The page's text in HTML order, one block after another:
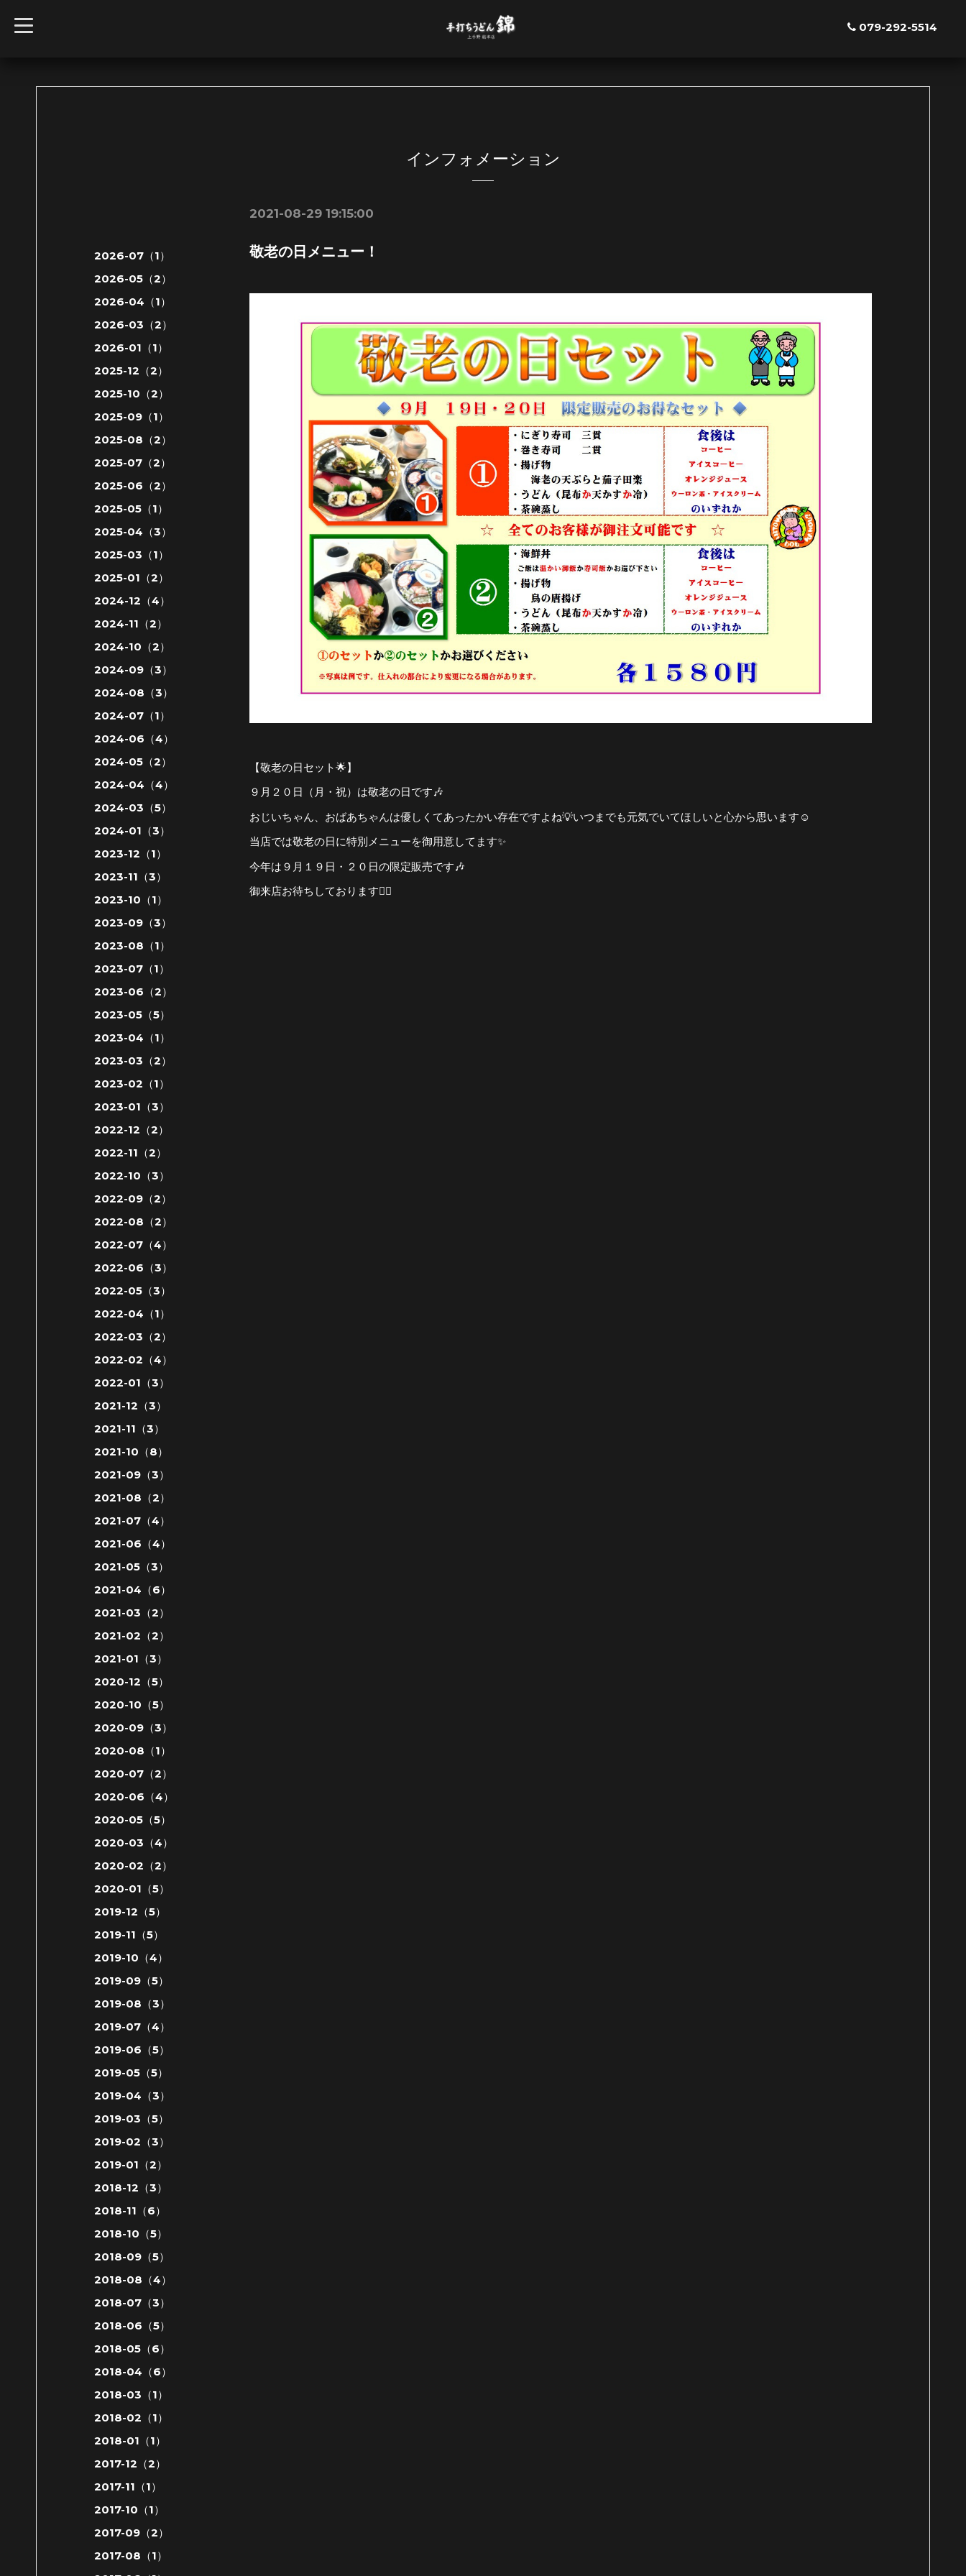
t
o
079-292-5514
インフォメーション
2021-08-29 19:15:00
敬老の日メニュー！
【敬老の日セット🌟】
９月２０日（月・祝）は敬老の日です🎶
おじいちゃん、おばあちゃんは優しくてあったかい存在ですよね💡いつまでも元気でいてほしいと心から思います☺️
当店では敬老の日に特別メニューを御用意してます✨
今年は９月１９日・２０日の限定販売です🎶
御来店お待ちしております🙇‍♂️
2026-07（1）
2026-05（2）
2026-04（1）
2026-03（2）
2026-01（1）
2025-12（2）
2025-10（2）
2025-09（1）
2025-08（2）
2025-07（2）
2025-06（2）
2025-05（1）
2025-04（3）
2025-03（1）
2025-01（2）
2024-12（4）
2024-11（2）
2024-10（2）
2024-09（3）
2024-08（3）
2024-07（1）
2024-06（4）
2024-05（2）
2024-04（4）
2024-03（5）
2024-01（3）
2023-12（1）
2023-11（3）
2023-10（1）
2023-09（3）
2023-08（1）
2023-07（1）
2023-06（2）
2023-05（5）
2023-04（1）
2023-03（2）
2023-02（1）
2023-01（3）
2022-12（2）
2022-11（2）
2022-10（3）
2022-09（2）
2022-08（2）
2022-07（4）
2022-06（3）
2022-05（3）
2022-04（1）
2022-03（2）
2022-02（4）
2022-01（3）
2021-12（3）
2021-11（3）
2021-10（8）
2021-09（3）
2021-08（2）
2021-07（4）
2021-06（4）
2021-05（3）
2021-04（6）
2021-03（2）
2021-02（2）
2021-01（3）
2020-12（5）
2020-10（5）
2020-09（3）
2020-08（1）
2020-07（2）
2020-06（4）
2020-05（5）
2020-03（4）
2020-02（2）
2020-01（5）
2019-12（5）
2019-11（5）
2019-10（4）
2019-09（5）
2019-08（3）
2019-07（4）
2019-06（5）
2019-05（5）
2019-04（3）
2019-03（5）
2019-02（3）
2019-01（2）
2018-12（3）
2018-11（6）
2018-10（5）
2018-09（5）
2018-08（4）
2018-07（3）
2018-06（5）
2018-05（6）
2018-04（6）
2018-03（1）
2018-02（1）
2018-01（1）
2017-12（2）
2017-11（1）
2017-10（1）
2017-09（2）
2017-08（1）